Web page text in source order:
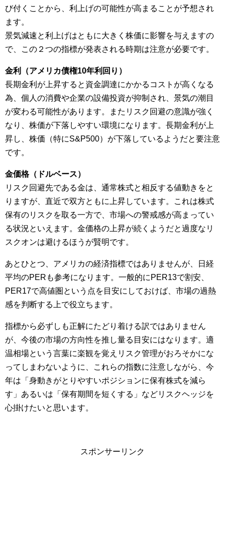
び付くことから、利上げの可能性が高まることが予想され
ます。
景気減速と利上げはともに大きく株価に影響を与えますの
で、この２つの指標が発表される時期は注意が必要です。
金利（アメリカ債権10年利回り）
長期金利が上昇すると資金調達にかかるコストが高くなる
為、個人の消費や企業の設備投資が抑制され、景気の潮目
が変わる可能性があります。またリスク回避の意識が強く
なり、株価が下落しやすい環境になります。長期金利が上
昇し、株価（特にS&P500）が下落しているようだと要注意
です。
金価格（ドルベース）
リスク回避先である金は、通常株式と相反する値動きをと
りますが、直近で双方ともに上昇しています。これは株式
保有のリスクを取る一方で、市場への警戒感が高まってい
る状況といえます。金価格の上昇が続くようだと過度なリ
スクオンは避けるほうが賢明です。
あとひとつ、アメリカの経済指標ではありませんが、日経
平均のPERも参考になります。一般的にPER13で割安、
PER17で高値圏という点を目安にしておけば、市場の過熱
感を判断する上で役立ちます。
指標から必ずしも正解にたどり着ける訳ではありません
が、今後の市場の方向性を推し量る目安にはなります。適
温相場という言葉に楽観を覚えリスク管理がおろそかにな
ってしまわないように、これらの指数に注意しながら、今
年は「身動きがとりやすいポジションに保有株式を減ら
す」あるいは「保有期間を短くする」などリスクヘッジを
心掛けたいと思います。
スポンサーリンク